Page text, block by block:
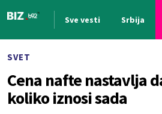
Sve vesti Srbija
SVET
Cena nafte nastavlja
koliko iznosi sada